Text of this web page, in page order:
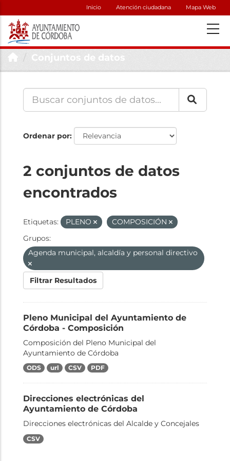
Inicio Atención ciudadana Mapa Web
Conjuntos de datos
Ordenar por
2 conjuntos de datos
encontrados
Etiquetas: PLENO
COMPOSICIÓN
Grupos:
Agenda municipal, alcaldía y personal directivo
Filtrar Resultados
Pleno Municipal del Ayuntamiento de
Córdoba - Composición
Composición del Pleno Municipal del
Ayuntamiento de Córdoba
ODS url CSV PDF
Direcciones electrónicas del
Ayuntamiento de Córdoba
Direcciones electrónicas del Alcalde y Concejales
CSV